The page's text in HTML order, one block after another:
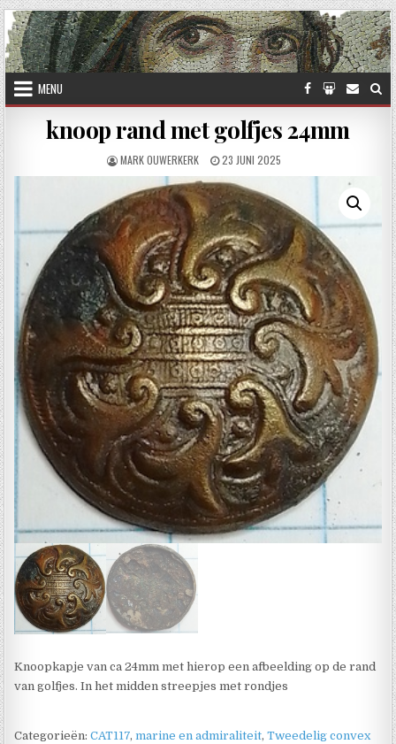
Skip to content
MENU
knoop rand met golfjes 24mm
AUTHOR:
MARK OUWERKERK PUBLISHED DATE:
23 JUNI 2025
Knoopkapje van ca 24mm met hierop een afbeelding op de rand
van golfjes. In het midden streepjes met rondjes
Categorieën:CAT117,marine en admiraliteit,Tweedelig convex